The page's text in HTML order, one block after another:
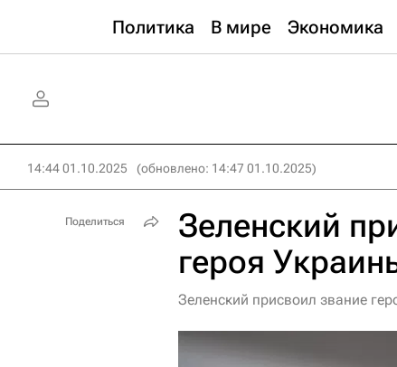
Политика В мире Экономика
14:44 01.10.2025 (обновлено: 14:47 01.10.2025)
Зеленский
героя
Зеленский присвоил звание
Поделиться